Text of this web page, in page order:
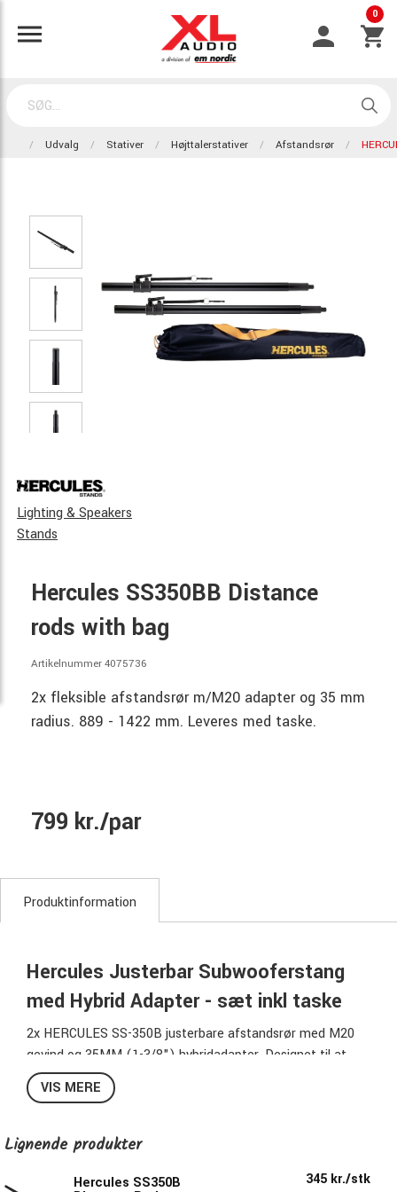
0
Udvalg Stativer Højttalerstativer Afstandsrør
Lighting & Speakers
Stands
Hercules SS350BB Distance
rods with bag
Artikelnummer 4075736
2x fleksible afstandsrør m/M20 adapter og 35 mm
radius. 889 - 1422 mm. Leveres med taske.
799 kr./par
Produktinformation
Hercules Justerbar Subwooferstang
med Hybrid Adapter - sæt inkl taske
2x HERCULES SS-350B justerbare afstandsrør med M20
gevind og 35MM (1-3/8") hybridadapter. Designet til at
understøtte en række forskellige subwoofere og højttalere,
hvilket giver fleksibilitet og stabilitet til forskellige
89 til 142 cm med en Power Lock mekanisme, som sikrer
backlinere og udlejningsfirmaer. Fås også enkeltvis.
VIS MERE
Lignende produkter
Hercules SS350B 345 kr./stk